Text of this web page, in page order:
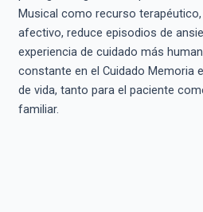
Musical como recurso
afectivo, reduce episodios de
experiencia de cuidado más
constante en el Cuidado Memoria
de vida, tanto para el paciente
familiar.